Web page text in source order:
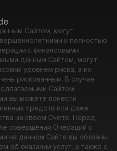
Сайтом, могут
и полностью
с финансовыми
данным Сайтом, могут
уровнем риска, а их
рискованным. В случае
Сайтом
вы можете понести
средств или даже
на своем Счете. Перед
совершения Операций с
на данном Сайте вы обязаны
об оказании услуг, а также с